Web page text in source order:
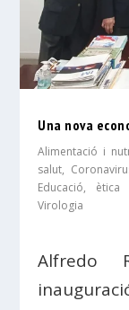
Una nova
Alimentació i
salut,
Educació,
Virologia
Alfredo